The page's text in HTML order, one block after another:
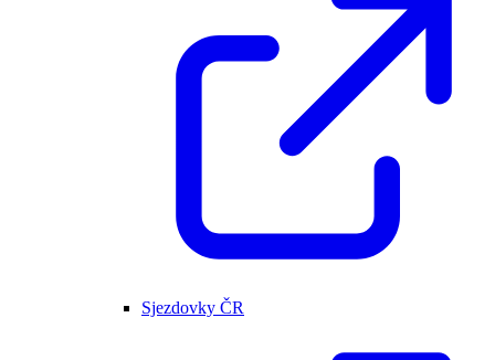
Sjezdovky ČR